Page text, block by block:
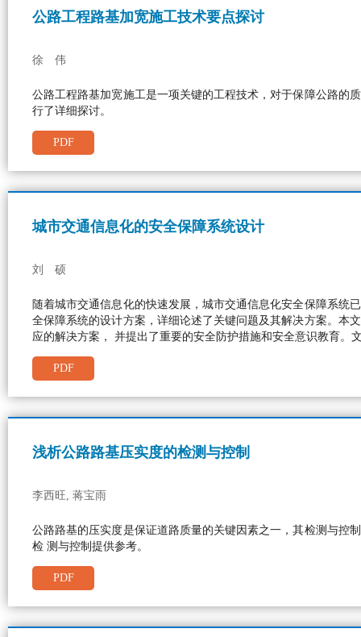
公路工程路基加宽施工技术要点探讨
徐 伟
公路工程路基加宽施工是一项关键的工程技术，对于保障公路的
行了详细探讨。
PDF
城市交通信息化的安全保障系统设计
刘 硕
随着城市交通信息化的快速发展，城市交通信息化安全保障系统
全保障系统的设计方案，详细论述了关键问题及其解决方案。本
应的解决方案， 并提出了重要的安全防护措施和安全意识教育
PDF
浅析公路路基压实度的检测与控制
李西旺, 蒋宝雨
公路路基的压实度是保证道路质量的关键因素之一，其检测与控
检 测与控制提供参考。
PDF